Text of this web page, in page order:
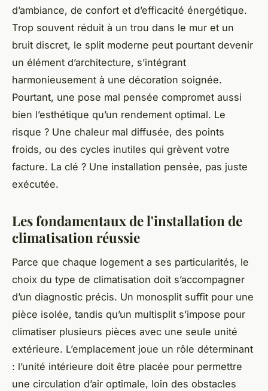
d’ambiance, de confort et d’efficacité énergétique.
Trop souvent réduit à un trou dans le mur et un
bruit discret, le split moderne peut pourtant devenir
un élément d’architecture, s’intégrant
harmonieusement à une décoration soignée.
Pourtant, une pose mal pensée compromet aussi
bien l’esthétique qu’un rendement optimal. Le
risque ? Une chaleur mal diffusée, des points
froids, ou des cycles inutiles qui grèvent votre
facture. La clé ? Une installation pensée, pas juste
exécutée.
Les fondamentaux de l'installation de
climatisation réussie
Parce que chaque logement a ses particularités, le
choix du type de climatisation doit s’accompagner
d’un diagnostic précis. Un monosplit suffit pour une
pièce isolée, tandis qu’un multisplit s’impose pour
climatiser plusieurs pièces avec une seule unité
extérieure. L’emplacement joue un rôle déterminant
: l’unité intérieure doit être placée pour permettre
une circulation d’air optimale, loin des obstacles